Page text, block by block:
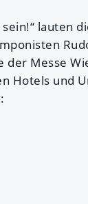
lauten
der Messe
Hotels und